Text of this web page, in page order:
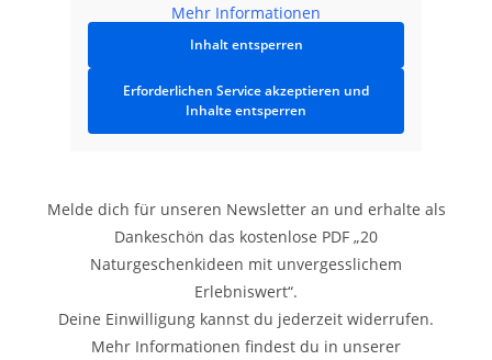
Mehr Informationen
Inhalt entsperren
Erforderlichen Service akzeptieren und
Inhalte entsperren
Melde dich für unseren Newsletter an und erhalte als
Dankeschön das kostenlose PDF „20
Naturgeschenkideen mit unvergesslichem
Erlebniswert“.
Deine Einwilligung kannst du jederzeit widerrufen.
Mehr Informationen findest du in unserer